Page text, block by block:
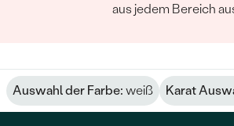
aus jedem Bereich
Auswahl der Farbe: weiß Karat